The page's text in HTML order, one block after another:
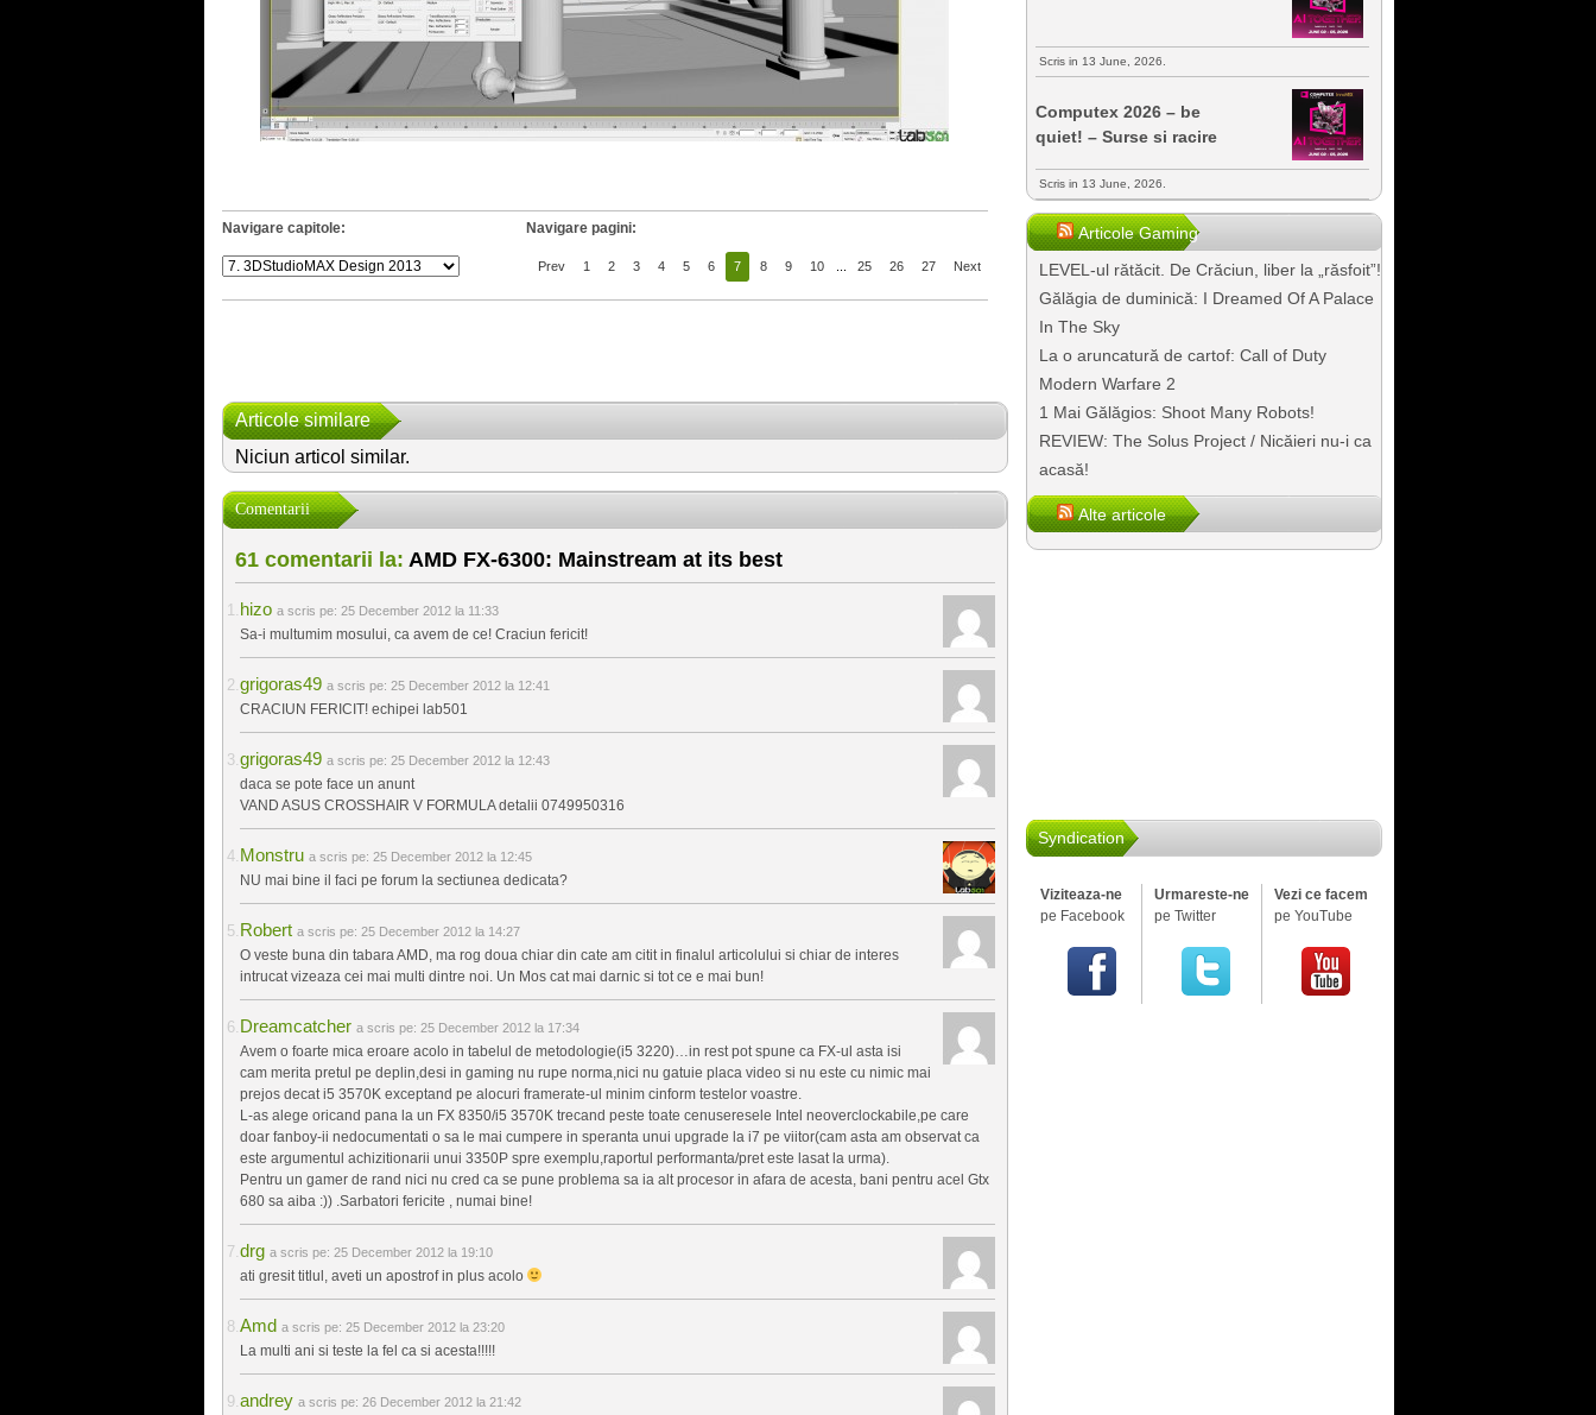
Navigare capitole: Navigare pagini:
Prev 1 2 3 4 5 6 7 8 9 10 25 26 27 Next
Articole similare
Niciun articol similar.
Comentarii
61 comentarii la: AMD FX-6300: Mainstream at its best
hizo a scris pe: 25 December 2012 la 11:33
Sa-i multumim mosului, ca avem de ce! Craciun fericit!
grigoras49 a scris pe: 25 December 2012 la 12:41
CRACIUN FERICIT! echipei lab501
grigoras49 a scris pe: 25 December 2012 la 12:43
daca se pote face un anunt
VAND ASUS CROSSHAIR V FORMULA detalii 0749950316
Monstru a scris pe: 25 December 2012 la 12:45
NU mai bine il faci pe forum la sectiunea dedicata?
Robert a scris pe: 25 December 2012 la 14:27
O veste buna din tabara AMD, ma rog doua chiar din cate am citit in finalul articolului si chiar de interes
intrucat vizeaza cei mai multi dintre noi. Un Mos cat mai darnic si tot ce e mai bun!
Dreamcatcher a scris pe: 25 December 2012 la 17:34
Avem o foarte mica eroare acolo in tabelul de metodologie(i5 3220)…in rest pot spune ca FX-ul asta isi
cam merita pretul pe deplin,desi in gaming nu rupe norma,nici nu gatuie placa video si nu este cu nimic mai
prejos decat i5 3570K exceptand pe alocuri framerate-ul minim cinform testelor voastre.
L-as alege oricand pana la un FX 8350/i5 3570K trecand peste toate cenuseresele Intel neoverclockabile,pe care
doar fanboy-ii nedocumentati o sa le mai cumpere in speranta unui upgrade la i7 pe viitor(cam asta am observat ca
este argumentul achizitionarii unui 3350P spre exemplu,raportul performanta/pret este lasat la urma).
Pentru un gamer de rand nici nu cred ca se pune problema sa ia alt procesor in afara de acesta, bani pentru acel Gtx
680 sa aiba :)) .Sarbatori fericite , numai bine!
drg a scris pe: 25 December 2012 la 19:10
ati gresit titlul, aveti un apostrof in plus acolo
Amd a scris pe: 25 December 2012 la 23:20
La multi ani si teste la fel ca si acesta!!!!!
andrey a scris pe: 26 December 2012 la 21:42
Scris in 13 June, 2026.
Computex 2026 – be
quiet! – Surse si racire
Scris in 13 June, 2026.
Articole Gaming
LEVEL-ul rătăcit. De Crăciun, liber la „răsfoit”!
Gălăgia de duminică: I Dreamed Of A Palace
In The Sky
La o aruncatură de cartof: Call of Duty
Modern Warfare 2
1 Mai Gălăgios: Shoot Many Robots!
REVIEW: The Solus Project / Nicăieri nu-i ca
acasă!
Alte articole
Syndication
Viziteaza-ne
pe Facebook
Urmareste-ne
pe Twitter
Vezi ce facem
pe YouTube